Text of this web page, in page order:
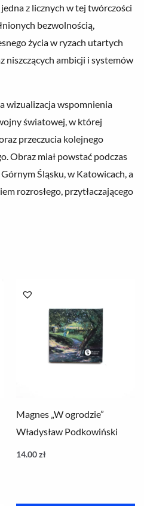
z licznych w tej twórczości
bezwolnością,
życia w ryzach utartych
niszczących ambicji i systemów
wizualizacja wspomnienia
światowej, w której
przeczucia kolejnego
Obraz miał powstać podczas
Śląsku, w Katowicach, a
rozrosłego, przytłaczającego
Magnes „W ogrodzie”
Władysław Podkowiński
14.00zł